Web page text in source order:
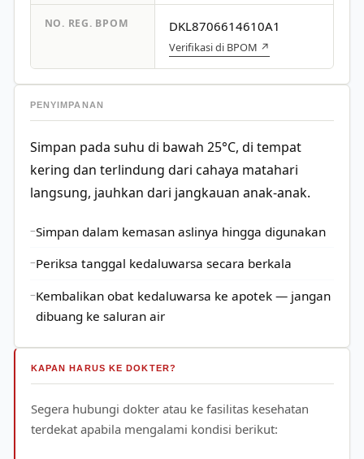
NO. REG. BPOM DKL8706614610A1
Verifikasi di BPOM ↗
PENYIMPANAN
Simpan pada suhu di bawah 25°C, di tempat
kering dan terlindung dari cahaya matahari
langsung, jauhkan dari jangkauan anak-anak.
Simpan dalam kemasan aslinya hingga digunakan
Periksa tanggal kedaluwarsa secara berkala
Kembalikan obat kedaluwarsa ke apotek — jangan
dibuang ke saluran air
KAPAN HARUS KE DOKTER?
Segera hubungi dokter atau ke fasilitas kesehatan
terdekat apabila mengalami kondisi berikut: